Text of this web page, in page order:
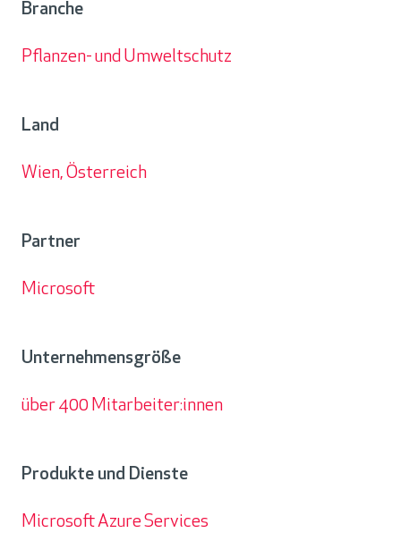
Branche
Pflanzen- und Umweltschutz
Land
Wien, Österreich
Partner
Microsoft
Unternehmensgröße
über 400 Mitarbeiter:innen
Produkte und Dienste
Microsoft Azure Services